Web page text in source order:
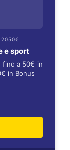
2050€
e sport
fino a 50€ in
in Bonus